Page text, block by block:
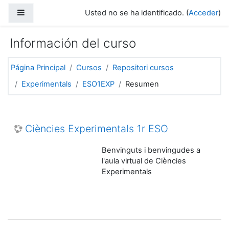
Usted no se ha identificado. (Acceder)
Información del curso
Página Principal Cursos
Repositori cursos
Experimentals
ESO1EXP Resumen
Ciències Experimentals 1r ESO
Benvinguts i benvingudes a
l'aula virtual de Ciències
Experimentals